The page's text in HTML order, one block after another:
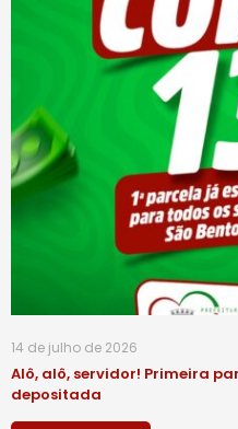
14 de julho de 2026
Alô, alô, servidor! Primeira
depositada